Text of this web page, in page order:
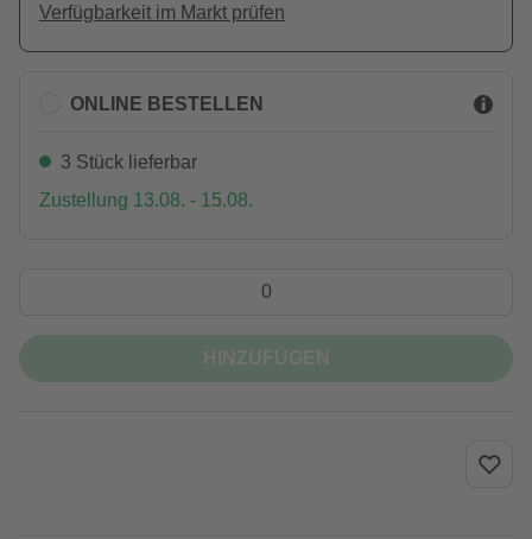
Verfügbarkeit im Markt prüfen
ONLINE BESTELLEN
3 Stück lieferbar
Zustellung 13.08. - 15.08.